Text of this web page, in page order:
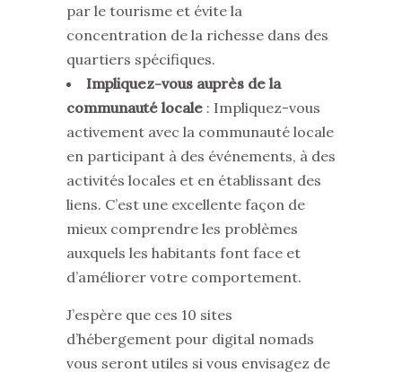
par le tourisme et évite la
concentration de la richesse dans des
quartiers spécifiques.
Impliquez-vous auprès de la
communauté locale : Impliquez-vous
activement avec la communauté locale
en participant à des événements, à des
activités locales et en établissant des
liens. C’est une excellente façon de
mieux comprendre les problèmes
auxquels les habitants font face et
d’améliorer votre comportement.
J’espère que ces 10 sites
d’hébergement pour digital nomads
vous seront utiles si vous envisagez de